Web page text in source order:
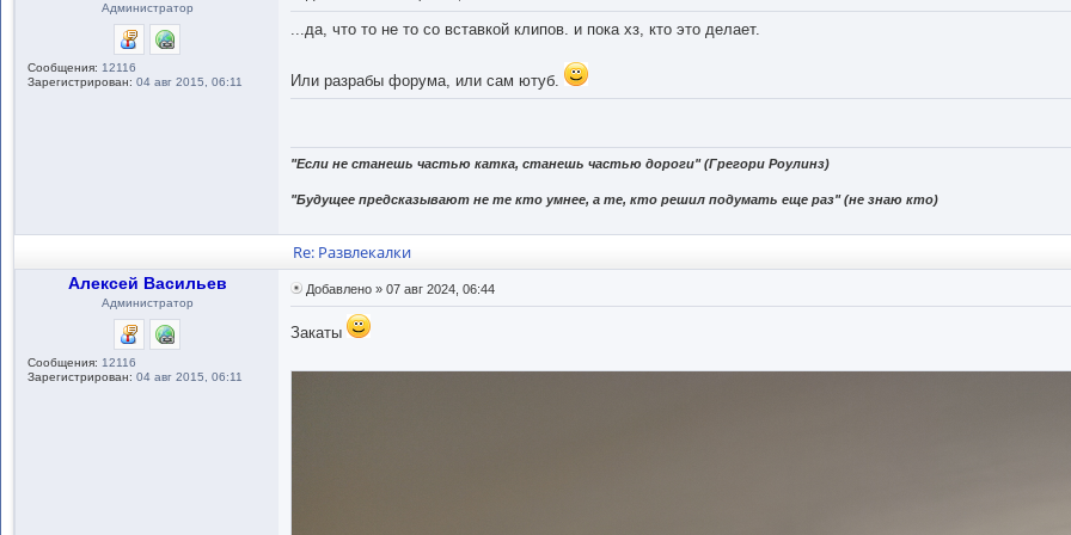
Администратор
Сообщения: 12116
Зарегистрирован: 04 авг 2015, 06:11
...да, что то не то со вставкой клипов. и пока хз, кто это делает.
Или разрабы форума, или сам ютуб.
"Если не станешь частью катка, станешь частью дороги" (Грегори Роулинз)
"Будущее предсказывают не те кто умнее, а те, кто решил подумать еще раз" (не знаю кто)
Re: Развлекалки
Алексей Васильев
Администратор
Сообщения: 12116
Зарегистрирован: 04 авг 2015, 06:11
Добавлено » 07 авг 2024, 06:44
Закаты